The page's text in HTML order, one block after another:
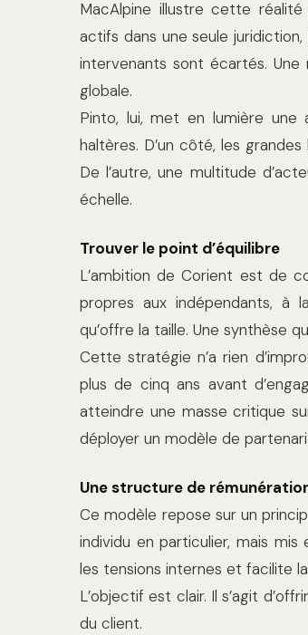
MacAlpine illustre cette
actifs dans une seule
intervenants sont écartés. Une
globale.
Pinto, lui, met en lumière une
haltères. D’un côté, les
De l’autre, une multitude
échelle.
Trouver le point d’équilibre
L’ambition de Corient est de
propres aux indépendants, à
qu’offre la taille. Une synthèse
Cette stratégie n’a rien
plus de cinq ans avant
atteindre une masse critique
déployer un modèle de
Une structure de
Ce modèle repose sur un
individu en particulier, mais
les tensions internes et facilite
L’objectif est clair. Il s’agit
du client.